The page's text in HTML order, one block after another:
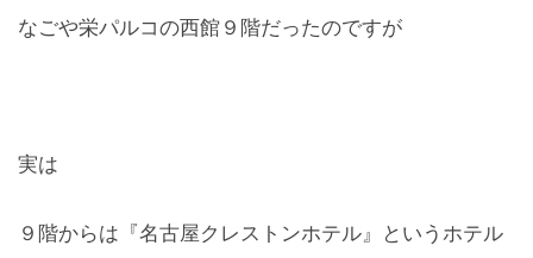
なごや栄パルコの西館９階だったのですが
実は
９階からは『名古屋クレストンホテル』というホテル